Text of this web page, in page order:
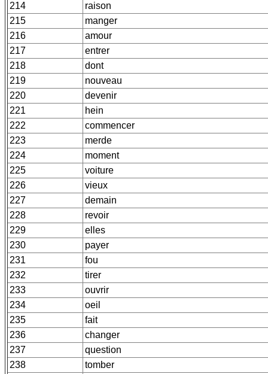
214
raison
215
manger
216
amour
217
entrer
218
dont
219
nouveau
220
devenir
221
hein
222
commencer
223
merde
224
moment
225
voiture
226
vieux
227
demain
228
revoir
229
elles
230
payer
231
fou
232
tirer
233
ouvrir
234
oeil
235
fait
236
changer
237
question
238
tomber